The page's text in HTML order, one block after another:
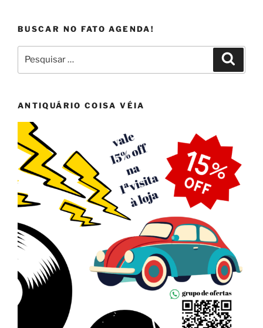
BUSCAR NO FATO AGENDA!
por:
ANTIQUÁRIO COISA VÉIA